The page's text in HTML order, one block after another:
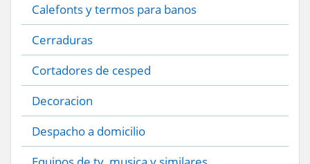
Calefonts y termos para banos
Cerraduras
Cortadores de cesped
Decoracion
Despacho a domicilio